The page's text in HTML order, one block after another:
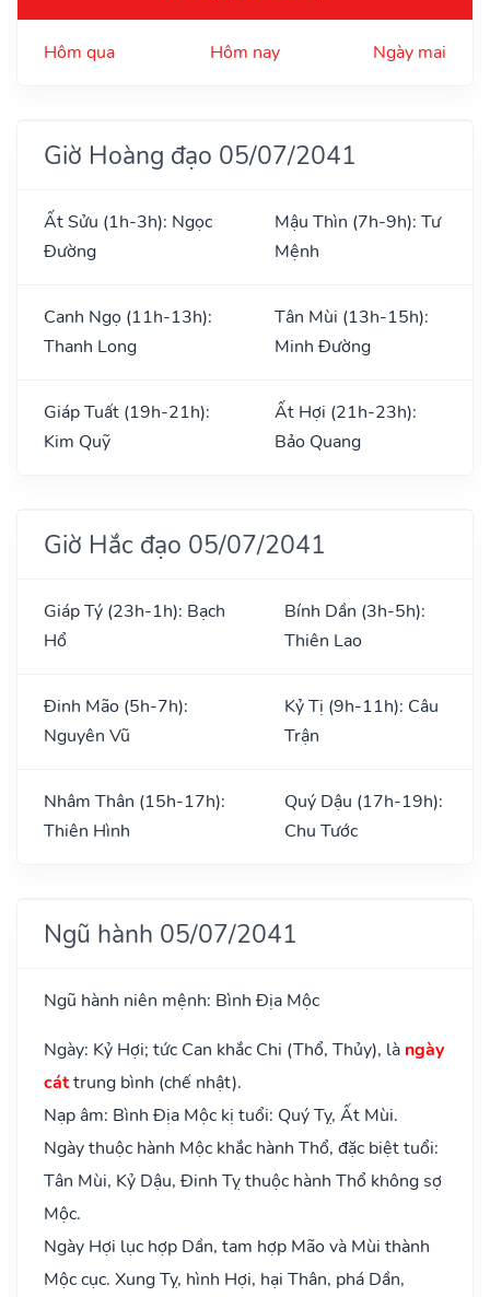
Hôm qua Hôm nay Ngày mai
Giờ Hoàng đạo 05/07/2041
Ất Sửu (1h-3h): Ngọc
Đường
Mậu Thìn (7h-9h): Tư
Mệnh
Canh Ngọ (11h-13h):
Thanh Long
Tân Mùi (13h-15h):
Minh Đường
Giáp Tuất (19h-21h):
Kim Quỹ
Ất Hợi (21h-23h):
Bảo Quang
Giờ Hắc đạo 05/07/2041
Giáp Tý (23h-1h): Bạch
Hổ
Bính Dần (3h-5h):
Thiên Lao
Đinh Mão (5h-7h):
Nguyên Vũ
Kỷ Tị (9h-11h): Câu
Trận
Nhâm Thân (15h-17h):
Thiên Hình
Quý Dậu (17h-19h):
Chu Tước
Ngũ hành 05/07/2041
Ngũ hành niên mệnh: Bình Địa Mộc
Ngày: Kỷ Hợi; tức Can khắc Chi (Thổ, Thủy), là ngày
cáttrung bình (chế nhật).
Nạp âm: Bình Địa Mộc kị tuổi: Quý Tỵ, Ất Mùi.
Ngày thuộc hành Mộc khắc hành Thổ, đặc biệt tuổi:
Tân Mùi, Kỷ Dậu, Đinh Tỵ thuộc hành Thổ không sợ
Mộc.
Ngày Hợi lục hợp Dần, tam hợp Mão và Mùi thành
Mộc cục. Xung Tỵ, hình Hợi, hại Thân, phá Dần,